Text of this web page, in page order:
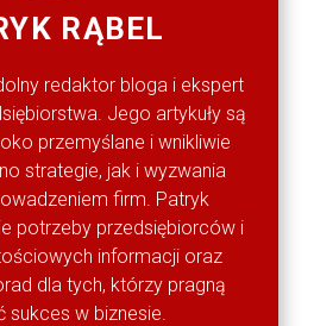
RĄBEL
redaktor bloga i ekspert
Jego artykuły są
przemyślane i wnikliwie
strategie, jak i wyzwania
firm. Patryk
potrzeby przedsiębiorców i
informacji oraz
dla tych, którzy pragną
sukces w biznesie.